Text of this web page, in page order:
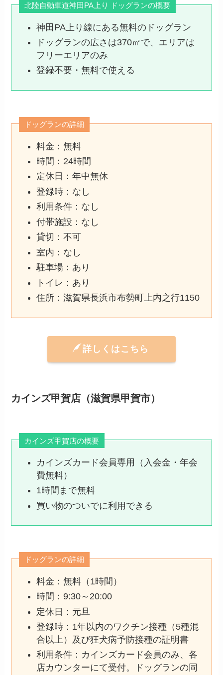
北陸自動車道神田PA上り ドッグランの概要
神田PA上り線にある無料のドッグラン
ドッグランの広さは370㎡で、エリアは
フリーエリアのみ
登録不要・無料で使える
ドッグランの詳細
料金：無料
時間：24時間
定休日：年中無休
登録時：なし
利用条件：なし
付帯施設：なし
貸切：不可
室内：なし
駐車場：あり
トイレ：あり
住所：滋賀県長浜市布勢町上内之行1150
詳しくはこちら
カインズ甲賀店（滋賀県甲賀市）
カインズ甲賀店の概要
カインズカード会員専用（入会金・年会
費無料）
1時間まで無料
買い物のついでに利用できる
ドッグランの詳細
料金：無料（1時間）
時間：9:30～20:00
定休日：元旦
登録時：1年以内のワクチン接種（5種混
合以上）及び狂犬病予防接種の証明書
利用条件：カインズカード会員のみ、各
店カウンターにて受付。ドッグランの同